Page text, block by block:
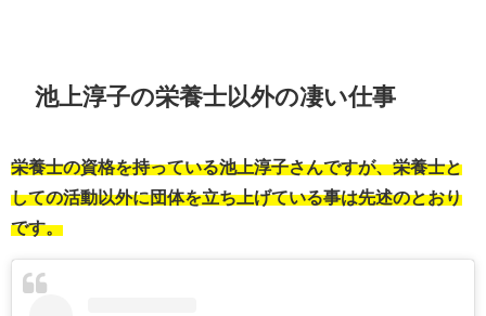
池上淳子の栄養士以外の凄い仕事
栄養士の資格を持っている池上淳子さんですが、栄養士と
しての活動以外に団体を立ち上げている事は先述のとおり
です。